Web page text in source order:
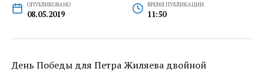
ОПУБЛИКОВАНО
08.05.2019
ВРЕМЯ ПУБЛИКАЦИИ
11:50
День Победы для Петра Жиляева двойной